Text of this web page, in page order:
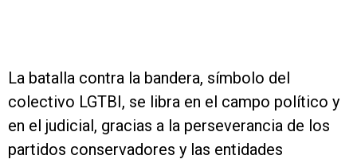
La batalla contra la bandera, símbolo del
colectivo LGTBI, se libra en el campo político y
en el judicial, gracias a la perseverancia de los
partidos conservadores y las entidades